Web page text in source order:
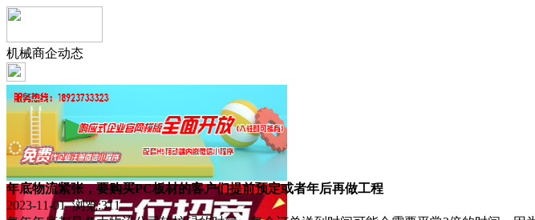
机械商企动态
年底物流紧张，要购买PC板材的客户们提前预定或者年后再做工程
2023-11-01 浏览:311